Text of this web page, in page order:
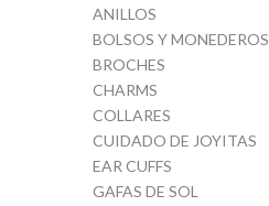
ANILLOS
BOLSOS Y MONEDEROS
BROCHES
CHARMS
COLLARES
CUIDADO DE JOYITAS
EAR CUFFS
GAFAS DE SOL